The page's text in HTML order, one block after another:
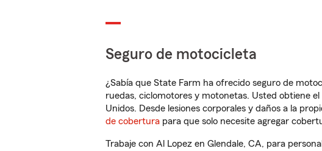
Seguro de motocicleta
¿Sabía que State Farm ha ofrecido seguro de
ruedas, ciclomotores y motonetas. Usted obtiene
Unidos. Desde lesiones corporales y daños a la
de cobertura para que solo necesite agregar
Trabaje con Al Lopez en Glendale, CA, para